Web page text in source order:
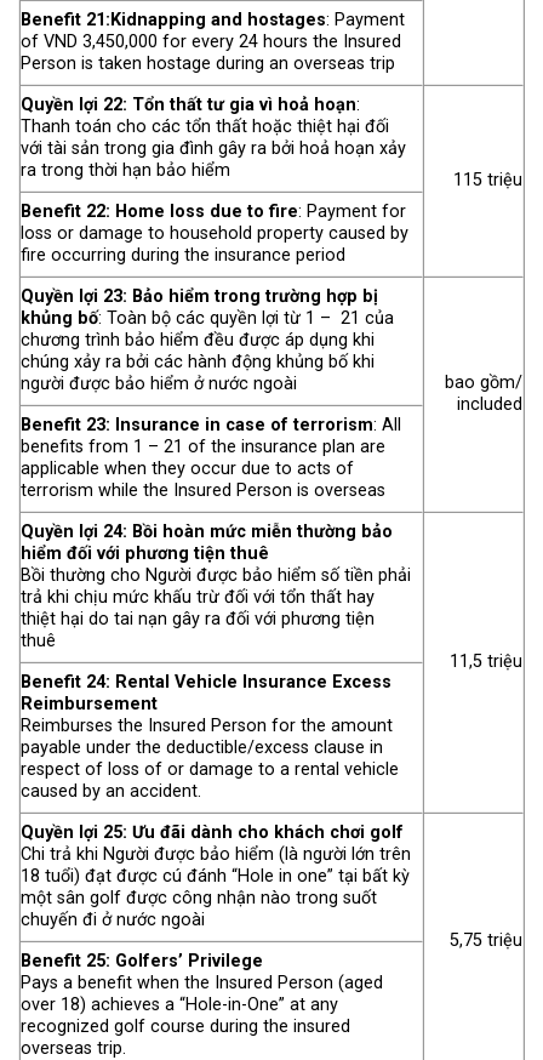
Benefit 21:Kidnapping and hostages: Payment
of VND 3,450,000 for every 24 hours the Insured
Person is taken hostage during an overseas trip
Quyền lợi 22: Tổn thất tư gia vì hoả hoạn:
Thanh toán cho các tổn thất hoặc thiệt hại đối
với tài sản trong gia đình gây ra bởi hoả hoạn xảy
ra trong thời hạn bảo hiểm
115 triệu
Benefit 22: Home loss due to fire: Payment for
loss or damage to household property caused by
fire occurring during the insurance period
Quyền lợi 23: Bảo hiểm trong trường hợp bị
khủng bố: Toàn bộ các quyền lợi từ 1 – 21 của
chương trình bảo hiểm đều được áp dụng khi
chúng xảy ra bởi các hành động khủng bố khi
người được bảo hiểm ở nước ngoài
bao gồm/
included
Benefit 23: Insurance in case of terrorism: All
benefits from 1 – 21 of the insurance plan are
applicable when they occur due to acts of
terrorism while the Insured Person is overseas
Quyền lợi 24: Bồi hoàn mức miễn thường bảo
hiểm đối với phương tiện thuê
Bồi thường cho Người được bảo hiểm số tiền phải
trả khi chịu mức khấu trừ đối với tổn thất hay
thiệt hại do tai nạn gây ra đối với phương tiện
thuê
11,5 triệu
Benefit 24: Rental Vehicle Insurance Excess
Reimbursement
Reimburses the Insured Person for the amount
payable under the deductible/excess clause in
respect of loss of or damage to a rental vehicle
caused by an accident.
Quyền lợi 25: Ưu đãi dành cho khách chơi golf
Chi trả khi Người được bảo hiểm (là người lớn trên
18 tuổi) đạt được cú đánh “Hole in one” tại bất kỳ
một sân golf được công nhận nào trong suốt
chuyến đi ở nước ngoài
5,75 triệu
Benefit 25: Golfers’ Privilege
Pays a benefit when the Insured Person (aged
over 18) achieves a “Hole-in-One” at any
recognized golf course during the insured
overseas trip.